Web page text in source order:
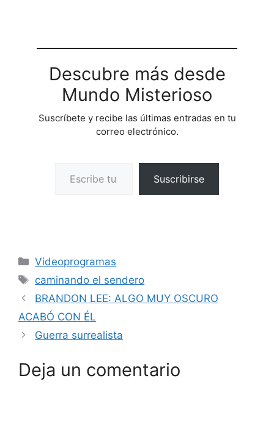
Descubre más desde
Mundo Misterioso
Suscríbete y recibe las últimas entradas en tu
correo electrónico.
Suscribirse
Categorías
Videoprogramas
Etiquetas
caminando el sendero
BRANDON LEE: ALGO MUY OSCURO
ACABÓ CON ÉL
Guerra surrealista
Deja un comentario